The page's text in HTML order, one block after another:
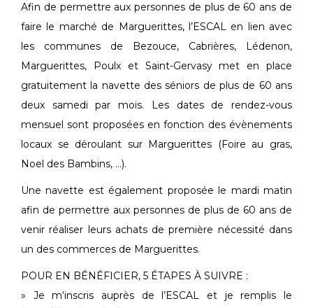
Afin de permettre aux personnes de plus de 60 ans de
faire le marché de Marguerittes, l’ESCAL en lien avec
les communes de Bezouce, Cabrières, Lédenon,
Marguerittes, Poulx et Saint-Gervasy met en place
gratuitement la navette des séniors de plus de 60 ans
deux samedi par mois. Les dates de rendez-vous
mensuel sont proposées en fonction des évènements
locaux se déroulant sur Marguerittes (Foire au gras,
Noel des Bambins, …).
Une navette est également proposée le mardi matin
afin de permettre aux personnes de plus de 60 ans de
venir réaliser leurs achats de première nécessité dans
un des commerces de Marguerittes.
POUR EN BÉNÉFICIER, 5 ÉTAPES À SUIVRE :
» Je m‘inscris auprès de l’ESCAL et je remplis le